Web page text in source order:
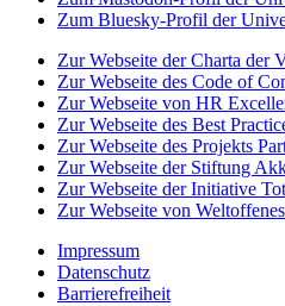
Zum Bluesky-Profil der
Zur Webseite der Charta der
Zur Webseite des Code of
Zur Webseite von HR
Zur Webseite des Best
Zur Webseite des Projekts
Zur Webseite der Stiftung
Zur Webseite der Initiative
Zur Webseite von
Impressum
Datenschutz
Barrierefreiheit